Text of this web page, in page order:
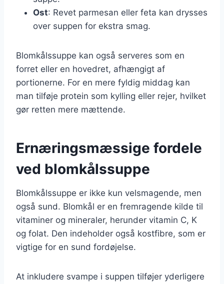
Ost: Revet parmesan eller feta kan drysses
over suppen for ekstra smag.
Blomkålssuppe kan også serveres som en
forret eller en hovedret, afhængigt af
portionerne. For en mere fyldig middag kan
man tilføje protein som kylling eller rejer, hvilket
gør retten mere mættende.
Ernæringsmæssige fordele
ved blomkålssuppe
Blomkålssuppe er ikke kun velsmagende, men
også sund. Blomkål er en fremragende kilde til
vitaminer og mineraler, herunder vitamin C, K
og folat. Den indeholder også kostfibre, som er
vigtige for en sund fordøjelse.
At inkludere svampe i suppen tilføjer yderligere